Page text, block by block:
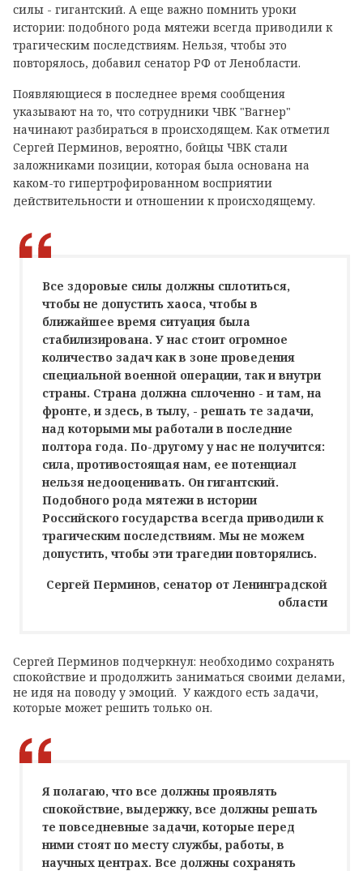
силы - гигантский. А еще важно помнить уроки
истории: подобного рода мятежи всегда приводили к
трагическим последствиям. Нельзя, чтобы это
повторялось, добавил сенатор РФ от Ленобласти.
Появляющиеся в последнее время сообщения
указывают на то, что сотрудники ЧВК "Вагнер"
начинают разбираться в происходящем. Как отметил
Сергей Перминов, вероятно, бойцы ЧВК стали
заложниками позиции, которая была основана на
каком-то гипертрофированном восприятии
действительности и отношении к происходящему.
Все здоровые силы должны сплотиться,
чтобы не допустить хаоса, чтобы в
ближайшее время ситуация была
стабилизирована. У нас стоит огромное
количество задач как в зоне проведения
специальной военной операции, так и внутри
страны. Страна должна сплоченно - и там, на
фронте, и здесь, в тылу, - решать те задачи,
над которыми мы работали в последние
полтора года. По-другому у нас не получится:
сила, противостоящая нам, ее потенциал
нельзя недооценивать. Он гигантский.
Подобного рода мятежи в истории
Российского государства всегда приводили к
трагическим последствиям. Мы не можем
допустить, чтобы эти трагедии повторялись.
Сергей Перминов, сенатор от Ленинградской
области
Сергей Перминов подчеркнул: необходимо сохранять
спокойствие и продолжить заниматься своими делами,
не идя на поводу у эмоций. У каждого есть задачи,
которые может решить только он.
Я полагаю, что все должны проявлять
спокойствие, выдержку, все должны решать
те повседневные задачи, которые перед
ними стоят по месту службы, работы, в
научных центрах. Все должны сохранять